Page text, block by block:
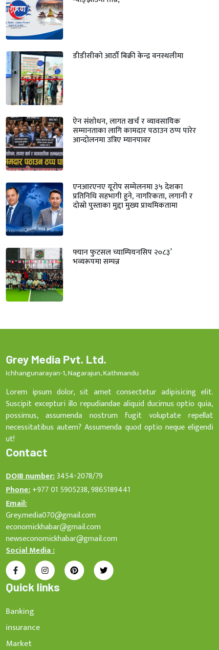
डीडीसीको आठौँ बिक्री केन्द्र वनस्थलीमा
ऐन संशोधन, लागत खर्च र व्यावसायिक
सम्मानताका लागि कामदार पठाउन ठप्प पारेर
आन्दोलनमा उत्रिए म्यानपावर
एनआरएनए यूरोप सम्मेलनमा ३५ देशका
प्रतिनिधि सहभागी हुने, नागरिकता, लगानी र
दोस्रो पुस्ताका मुद्दा मुख्य प्राथमिकतामा
फ्यान फुटसल च्याम्पियनसिप २०८३’
भव्यरूपमा सम्पन्न
Grey Media Pvt. Ltd.
Ichhangunarayan-1, Nagarajun, Kathmandu
Lorem ipsum dolor, sit amet consectetur adipisicing elit.
Suscipit excepturi illo repudiandae aliquid ducimus optio quia,
possimus, assumenda nostrum fugit voluptate repellat
necessitatibus autem? Assumenda quod optio neque eligendi
ut!
Contact
DOIB number:3454-2078/79
Phone:+977 01 5905238, 9865189441
Email:
Grey.media070@gmail.com
economickhabar@gmail.com
newseconomickhabar@gmail.com
Social Media :
Quick links
Banking
insurance
Market